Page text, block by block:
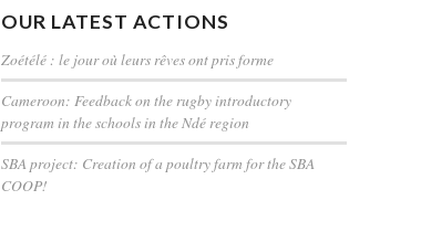
OUR LATEST ACTIONS
Zoétélé : le jour où leurs rêves ont pris forme
Cameroon: Feedback on the rugby introductory
program in the schools in the Ndé region
SBA project: Creation of a poultry farm for the SBA
COOP!